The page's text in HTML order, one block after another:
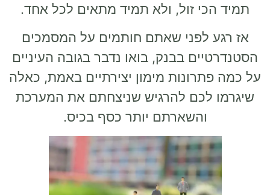
תמיד הכי זול, ולא תמיד מתאים לכל אחד.
אז רגע לפני שאתם חותמים על המסמכים
הסטנדרטיים בבנק, בואו נדבר בגובה העיניים
על כמה פתרונות מימון יצירתיים באמת, כאלה
שיגרמו לכם להרגיש שניצחתם את המערכת
והשארתם יותר כסף בכיס.